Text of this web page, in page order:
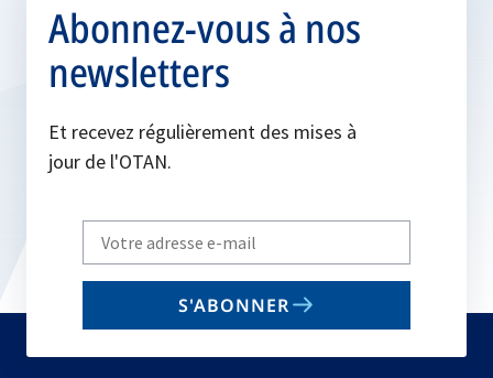
Abonnez-vous à nos
newsletters
Et recevez régulièrement des mises à
jour de l'OTAN.
Write
your
email
S'ABONNER